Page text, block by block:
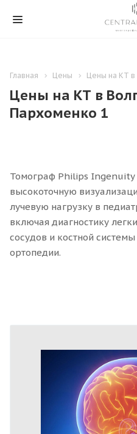
Главная Цены Цены на КТ в
Цены на КТ в
Пархоменко 1
Томограф Philips Ingenuity
высокоточную
лучевую нагрузку в
включая диагностику
сосудов и костной
ортопедии.